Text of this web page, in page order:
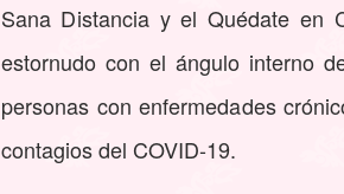
Sana Distancia y el Quédate en
estornudo con el ángulo interno
personas con enfermedades
contagios del COVID-19.